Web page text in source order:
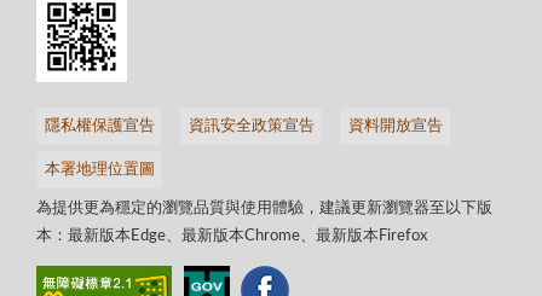
隱私權保護宣告 資訊安全政策宣告 資料開放宣告
本署地理位置圖
為提供更為穩定的瀏覽品質與使用體驗，建議更新瀏覽器至以下版
本：最新版本Edge、最新版本Chrome、最新版本Firefox